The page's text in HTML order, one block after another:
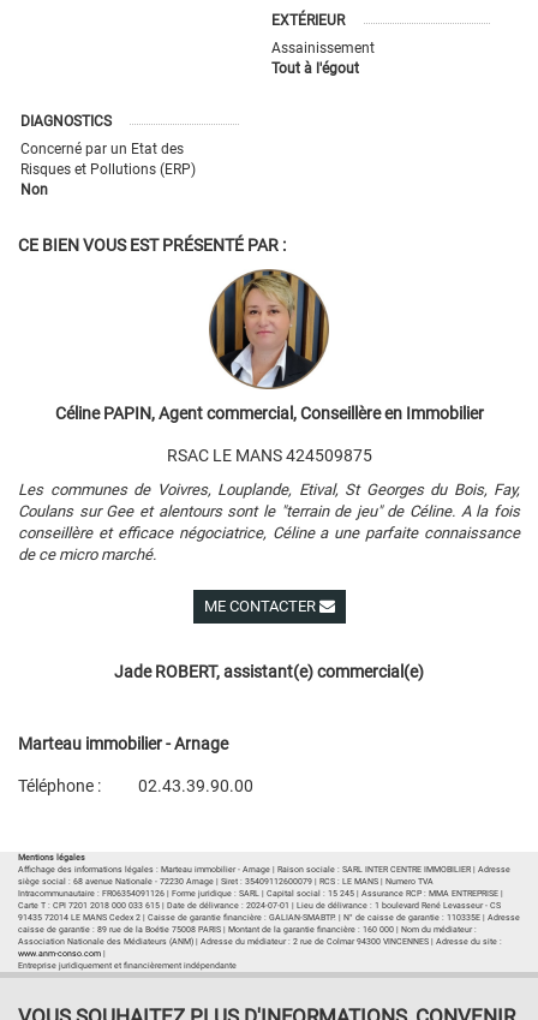
EXTÉRIEUR
Assainissement
Tout à l'égout
DIAGNOSTICS
Concerné par un Etat des
Risques et Pollutions (ERP)
Non
CE BIEN VOUS EST PRÉSENTÉ PAR :
Céline PAPIN, Agent commercial, Conseillère en Immobilier
RSAC LE MANS 424509875
Les communes de Voivres, Louplande, Etival, St Georges du Bois, Fay,
Coulans sur Gee et alentours sont le "terrain de jeu" de Céline. A la fois
conseillère et efficace négociatrice, Céline a une parfaite connaissance
de ce micro marché.
ME CONTACTER
Jade ROBERT, assistant(e) commercial(e)
Marteau immobilier - Arnage
Téléphone :
02.43.39.90.00
Mentions légales
Affichage des informations légales : Marteau immobilier - Arnage | Raison sociale : SARL INTER CENTRE IMMOBILIER | Adresse
siège social : 68 avenue Nationale - 72230 Arnage | Siret : 35409112600079 | RCS : LE MANS | Numero TVA
Intracommunautaire : FR06354091126 | Forme juridique : SARL | Capital social : 15 245 | Assurance RCP : MMA ENTREPRISE |
Carte T : CPI 7201 2018 000 033 615 | Date de délivrance : 2024-07-01 | Lieu de délivrance : 1 boulevard René Levasseur - CS
91435 72014 LE MANS Cedex 2 | Caisse de garantie financière : GALIAN-SMABTP. | N° de caisse de garantie : 110335E | Adresse
caisse de garantie : 89 rue de la Boétie 75008 PARIS | Montant de la garantie financière : 160 000 | Nom du médiateur :
Association Nationale des Médiateurs (ANM) | Adresse du médiateur : 2 rue de Colmar 94300 VINCENNES | Adresse du site :
www.anm-conso.com
Entreprise juridiquement et financièrement indépendante